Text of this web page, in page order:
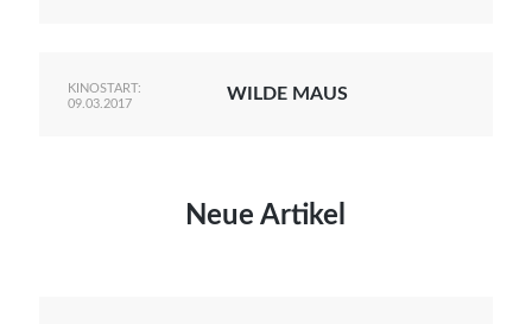
KINOSTART:
09.03.2017
WILDE MAUS
Neue Artikel